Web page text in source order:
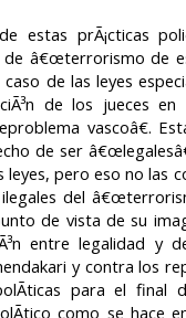
estas prÃ¡cticas
â€œterrorismo de
de las leyes
de los jueces
vascoâ€.
de ser
pero eso no las
del
de vista de su
entre legalidad y
y contra los
para el final
como se hace